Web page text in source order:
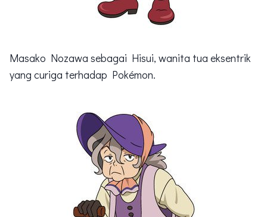
Masako Nozawa sebagai Hisui, wanita tua eksentrik
yang curiga terhadap Pokémon.